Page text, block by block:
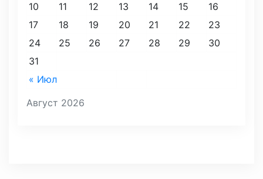
Август 2026
« Июл
10
11 12 13 14 15
16
17
18 19 20 21 22
23
24
25 26 27 28 29
30
31